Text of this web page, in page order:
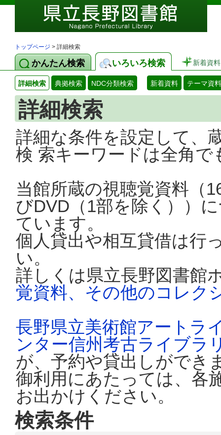
トップページ > 詳細検索
かんたん検索 いろいろ検索 新着資料
詳細検索 典拠検索 NDC分類検索 新着資料 テーマ資料
詳細検索
詳細な条件を設定して、
検 索キーワードは全角
当館所蔵の視聴覚資料（
びDVD（1部を除く））
ています。
個人貸出や相互貸借は行
い。
詳しくは県立長野図書館
覚資料、その他のコレク
長野県立美術館アートラ
ンター信州考古ライブラ
が、予約や貸出しができ
御利用にあたっては、各
お出かけください。
検索条件